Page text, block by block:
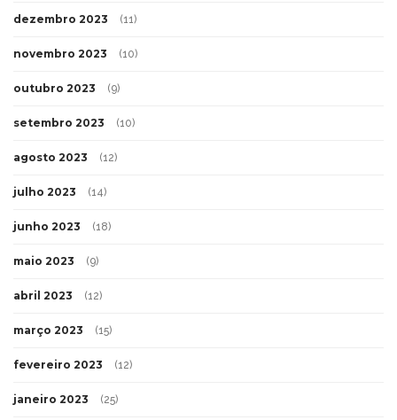
dezembro 2023 (11)
novembro 2023 (10)
outubro 2023 (9)
setembro 2023 (10)
agosto 2023 (12)
julho 2023 (14)
junho 2023 (18)
maio 2023 (9)
abril 2023 (12)
março 2023 (15)
fevereiro 2023 (12)
janeiro 2023 (25)